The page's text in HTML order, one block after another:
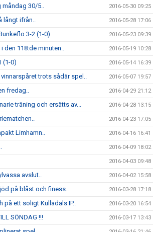
30/5.. 2016-05-30 09:25
långt ifrån.. 2016-05-28 17:06
3-2 (1-0) 2016-05-23 09:39
den 118:de minuten.. 2016-05-19 10:28
(1-0) 2016-05-14 16:39
trots sådär spel.. 2016-05-07 19:57
fredag.. 2016-04-29 21:12
träning och ersätts av... 2016-04-28 13:15
2016-04-23 17:05
Limhamn.. 2016-04-16 16:41
2016-04-09 18:02
2016-04-03 09:48
avslut.. 2016-04-02 15:58
på blåst och finess.. 2016-03-28 17:18
på ett soligt Kulladals IP.. 2016-03-20 16:54
SÖNDAG !!! 2016-03-17 13:43